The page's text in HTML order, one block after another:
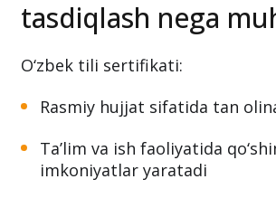
O‘zbek tilini bilish
tasdiqlash nega
Rasmiy hujjat sifatida tan